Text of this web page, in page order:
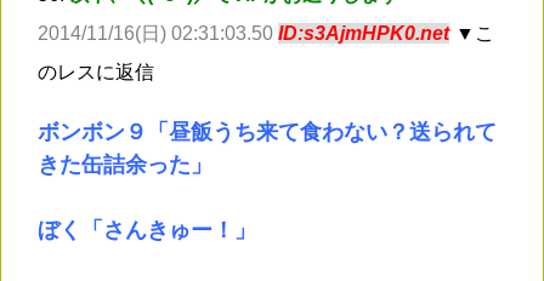
2014/11/16(日) 02:31:03.50 ID:s3AjmHPK0.net ▼こ
のレスに返信
ボンボン９「昼飯うち来て食わない？送られて
きた缶詰余った」
ぼく「さんきゅー！」